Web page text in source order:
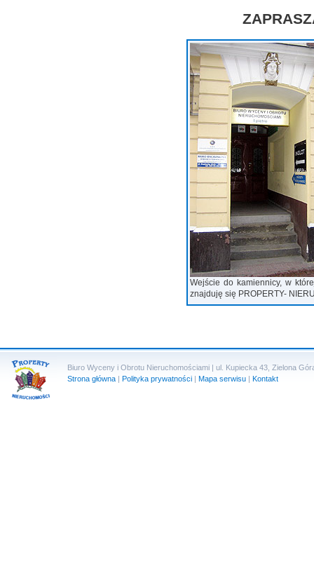
Wejście do kamiennicy, w
znajduję się PROPERTY-
Biuro Wyceny i Obrotu Nieruchomościami | ul. Kupiecka 43, Zielona
Strona główna| Polityka prywatności| Mapa serwisu| Kontakt